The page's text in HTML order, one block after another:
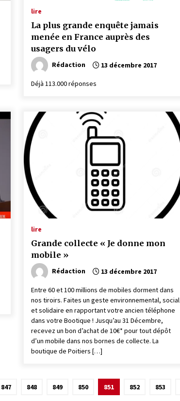
lire
La plus grande enquête jamais
menée en France auprès des
usagers du vélo
Rédaction 13 décembre 2017
Déjà 113.000 réponses
lire
Grande collecte « Je donne mon
mobile »
Rédaction 13 décembre 2017
Entre 60 et 100 millions de mobiles dorment dans
nos tiroirs. Faites un geste environnemental, social
et solidaire en rapportant votre ancien téléphone
dans votre Bootique ! Jusqu’au 31 Décembre,
recevez un bon d’achat de 10€* pour tout dépôt
d’un mobile dans nos bornes de collecte. La
boutique de Poitiers […]
847 848 849 850 851 852 853